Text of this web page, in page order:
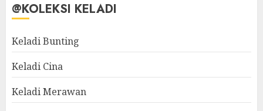
@KOLEKSI KELADI
Keladi Bunting
Keladi Cina
Keladi Merawan